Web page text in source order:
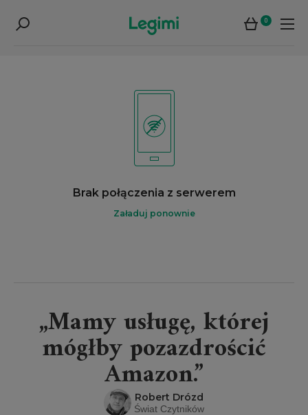
0
Brak połączenia z serwerem
Załaduj ponownie
„Mamy usługę, której
mógłby pozazdrościć
Amazon.”
Robert Drózd
Świat Czytników